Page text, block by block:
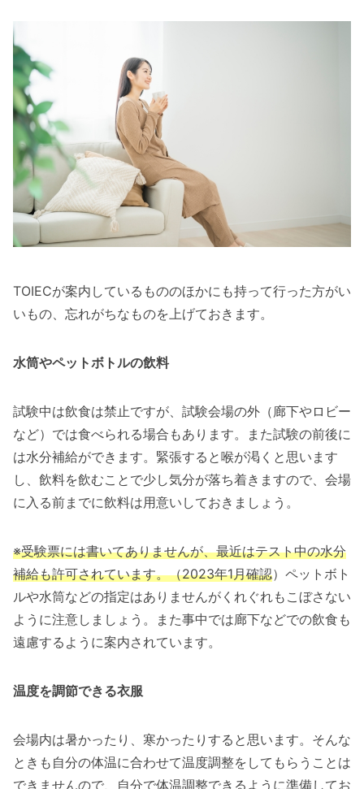
TOIECが案内しているもののほかにも持って行った方がい
いもの、忘れがちなものを上げておきます。
水筒やペットボトルの飲料
試験中は飲食は禁止ですが、試験会場の外（廊下やロビー
など）では食べられる場合もあります。また試験の前後に
は水分補給ができます。緊張すると喉が渇くと思います
し、飲料を飲むことで少し気分が落ち着きますので、会場
に入る前までに飲料は用意いしておきましょう。
※受験票には書いてありませんが、最近はテスト中の水分
補給も許可されています。（2023年1月確認）ペットボト
ルや水筒などの指定はありませんがくれぐれもこぼさない
ように注意しましょう。また事中では廊下などでの飲食も
遠慮するように案内されています。
温度を調節できる衣服
会場内は暑かったり、寒かったりすると思います。そんな
ときも自分の体温に合わせて温度調整をしてもらうことは
できませんので、自分で体温調整できるように準備してお